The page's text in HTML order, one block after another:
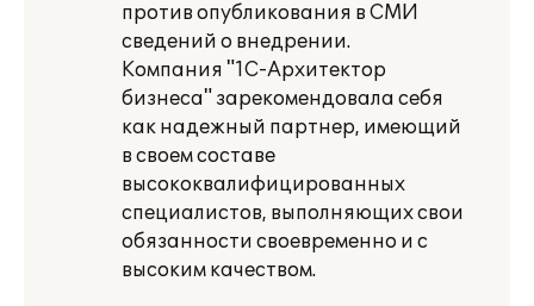
против опубликования в СМИ
сведений о внедрении.
Компания "1С-Архитектор
бизнеса" зарекомендовала себя
как надежный партнер, имеющий
в своем составе
высококвалифицированных
специалистов, выполняющих свои
обязанности своевременно и с
высоким качеством.